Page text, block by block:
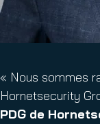
« Nous sommes
Hornetsecurity
PDG de